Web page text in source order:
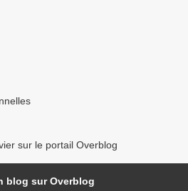
sur le portail Overblog
blog sur Overblog